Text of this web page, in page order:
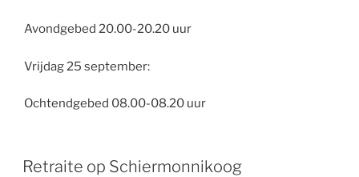
Avondgebed 20.00-20.20 uur
Vrijdag 25 september:
Ochtendgebed 08.00-08.20 uur
Retraite op Schiermonnikoog